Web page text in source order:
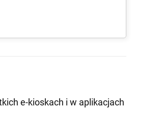
e-kioskach i w aplikacjach